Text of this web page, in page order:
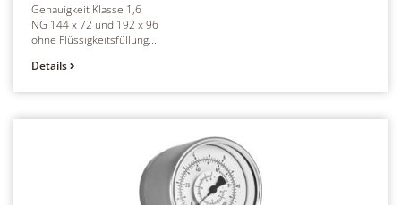
Genauigkeit Klasse 1,6
NG 144 x 72 und 192 x 96
ohne Flüssigkeitsfüllung...
Details